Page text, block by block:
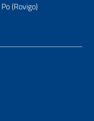
(Rovigo)